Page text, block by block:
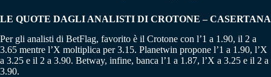
LE QUOTE DAGLI ANALISTI DI CROTONE – CASERTANA
Per gli analisti di BetFlag, favorito è il Crotone con l’1 a 1.90, il 2 a
3.65 mentre l’X moltiplica per 3.15. Planetwin propone l’1 a 1.90, l’X
a 3.25 e il 2 a 3.90. Betway, infine, banca l’1 a 1.87, l’X a 3.25 e il 2 a
3.90.